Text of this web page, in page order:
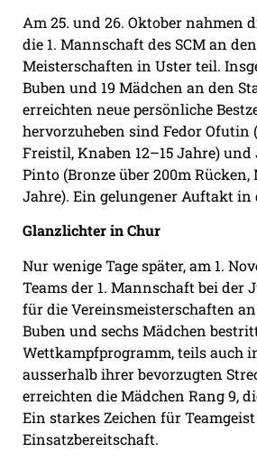
Am 25. und 26. Oktober nahmen
die 1. Mannschaft des SCM an
Meisterschaften in Uster teil.
Buben und 19 Mädchen an den
erreichten neue persönliche
hervorzuheben sind Fedor Ofutin
Freistil, Knaben 12–15 Jahre)
Pinto (Bronze über 200m Rücken,
Jahre). Ein gelungener Auftakt
Glanzlichter in Chur
Nur wenige Tage später, am 1.
Teams der 1. Mannschaft bei der
für die Vereinsmeisterschaften
Buben und sechs Mädchen
Wettkampfprogramm, teils auch
ausserhalb ihrer bevorzugten
erreichten die Mädchen Rang 9,
Ein starkes Zeichen für
Einsatzbereitschaft.